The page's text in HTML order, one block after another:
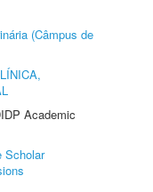
(Câmpus de
Academic
Scholar